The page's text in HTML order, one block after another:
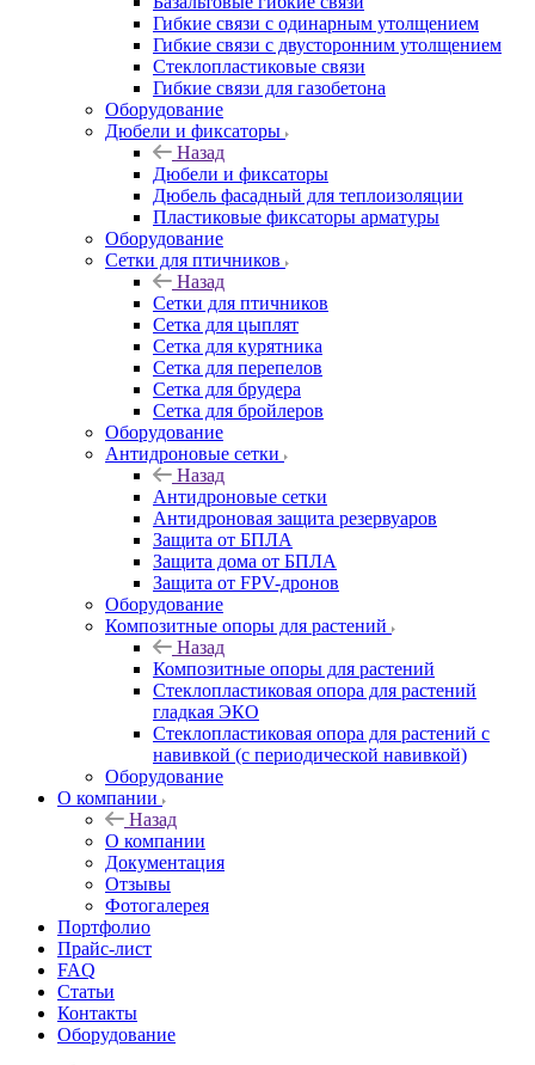
Гибкие связи с одинарным утолщением
Гибкие связи с двусторонним утолщением
Стеклопластиковые связи
Гибкие связи для газобетона
Оборудование
Дюбели и фиксаторы
Назад
Дюбели и фиксаторы
Дюбель фасадный для теплоизоляции
Пластиковые фиксаторы арматуры
Оборудование
Сетки для птичников
Назад
Сетки для птичников
Сетка для цыплят
Сетка для курятника
Сетка для перепелов
Сетка для брудера
Сетка для бройлеров
Оборудование
Антидроновые сетки
Назад
Антидроновые сетки
Антидроновая защита резервуаров
Защита от БПЛА
Защита дома от БПЛА
Защита от FPV-дронов
Оборудование
Композитные опоры для растений
Назад
Композитные опоры для растений
Стеклопластиковая опора для растений
гладкая ЭКО
Стеклопластиковая опора для растений с
навивкой (с периодической навивкой)
Оборудование
О компании
Назад
О компании
Документация
Отзывы
Фотогалерея
Портфолио
Прайс-лист
FAQ
Статьи
Контакты
Оборудование